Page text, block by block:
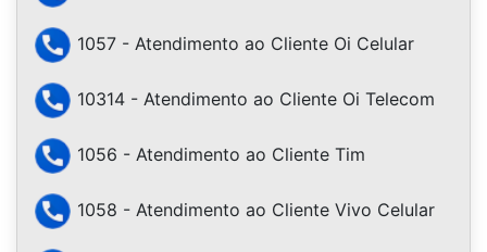
1057 - Atendimento ao Cliente Oi Celular
10314 - Atendimento ao Cliente Oi Telecom
1056 - Atendimento ao Cliente Tim
1058 - Atendimento ao Cliente Vivo Celular